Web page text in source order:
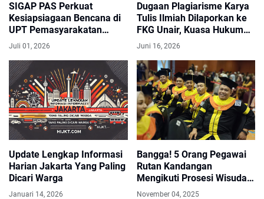
SIGAP PAS Perkuat
Kesiapsiagaan Bencana di
UPT Pemasyarakatan
Kalsel
Juli 01, 2026
Dugaan Plagiarisme Karya
Tulis Ilmiah Dilaporkan ke
FKG Unair, Kuasa Hukum
Minta Investigasi
Juni 16, 2026
Update Lengkap Informasi
Harian Jakarta Yang Paling
Dicari Warga
Januari 14, 2026
Bangga! 5 Orang Pegawai
Rutan Kandangan
Mengikuti Prosesi Wisuda
Universitas Terbuka
November 04, 2025